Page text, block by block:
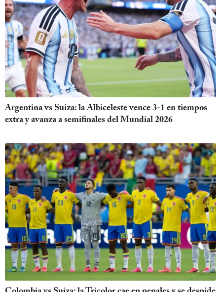
Argentina vs Suiza: la Albiceleste vence 3-1 en tiempos
extra y avanza a semifinales del Mundial 2026